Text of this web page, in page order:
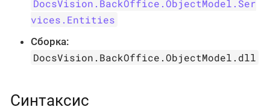
DocsVision.BackOffice.ObjectModel.Ser
vices.Entities
Сборка:
DocsVision.BackOffice.ObjectModel.dll
Синтаксис